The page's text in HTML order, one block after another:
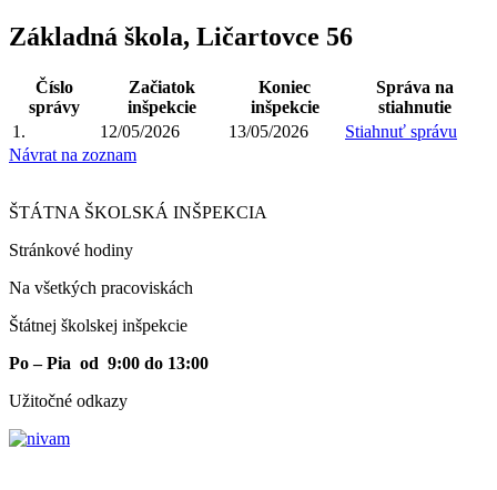
Základná škola, Ličartovce 56
Číslo
správy
Začiatok
inšpekcie
Koniec
inšpekcie
Správa na
stiahnutie
1.
12/05/2026 13/05/2026
Stiahnuť správu
Návrat na zoznam
ŠTÁTNA ŠKOLSKÁ INŠPEKCIA
Stránkové hodiny​
Na všetkých pracoviskách
Štátnej školskej inšpekcie
Po – Pia od 9:00 do 13:00
Užitočné odkazy